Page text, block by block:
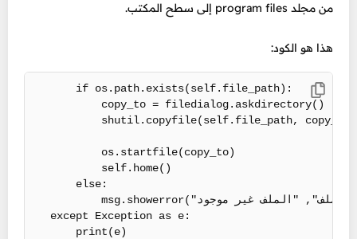
من مجلد program files إلى سطح المكتب.
هذا هو الكود:
        if os.path.exists(self.file_path):
            copy_to = filedialog.askdirectory()
            shutil.copyfile(self.file_path, copy_to)
            os.startfile(copy_to)
            self.home()
        else:
            msg.showerror("ملف", "الملف غير موجود")
    except Exception as e:
        print(e)